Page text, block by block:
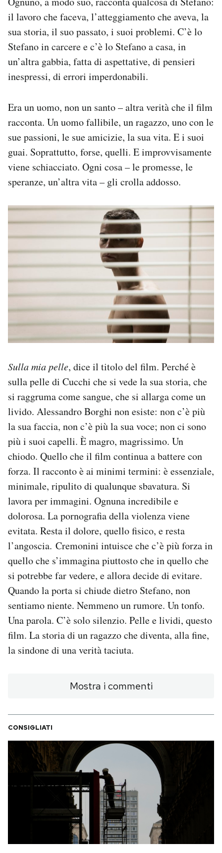
il lavoro che faceva, l’atteggiamento che aveva, la
sua storia, il suo passato, i suoi problemi. C’è lo
Stefano in carcere e c’è lo Stefano a casa, in
un’altra gabbia, fatta di aspettative, di pensieri
inespressi, di errori imperdonabili.
Era un uomo, non un santo – altra verità che il film
racconta. Un uomo fallibile, un ragazzo, uno con le
sue passioni, le sue amicizie, la sua vita. E i suoi
guai. Soprattutto, forse, quelli. E improvvisamente
viene schiacciato. Ogni cosa – le promesse, le
speranze, un’altra vita – gli crolla addosso.
Sulla mia pelle, dice il titolo del film. Perché è
sulla pelle di Cucchi che si vede la sua storia, che
si raggruma come sangue, che si allarga come un
livido. Alessandro Borghi non esiste: non c’è più
la sua faccia, non c’è più la sua voce; non ci sono
più i suoi capelli. È magro, magrissimo. Un
chiodo. Quello che il film continua a battere con
forza. Il racconto è ai minimi termini: è essenziale,
minimale, ripulito di qualunque sbavatura. Si
lavora per immagini. Ognuna incredibile e
dolorosa. La pornografia della violenza viene
evitata. Resta il dolore, quello fisico, e resta
l’angoscia. Cremonini intuisce che c’è più forza in
quello che s’immagina piuttosto che in quello che
si potrebbe far vedere, e allora decide di evitare.
Quando la porta si chiude dietro Stefano, non
sentiamo niente. Nemmeno un rumore. Un tonfo.
Una parola. C’è solo silenzio. Pelle e lividi, questo
film. La storia di un ragazzo che diventa, alla fine,
la sindone di una verità taciuta.
Mostra i commenti
CONSIGLIATI